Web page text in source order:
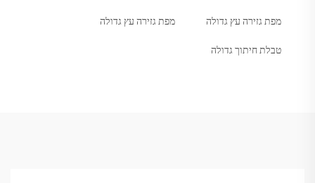
מפת גזירה עץ גדולה מפת גזירה עץ גדולה
טבלת חיתוך גדולה